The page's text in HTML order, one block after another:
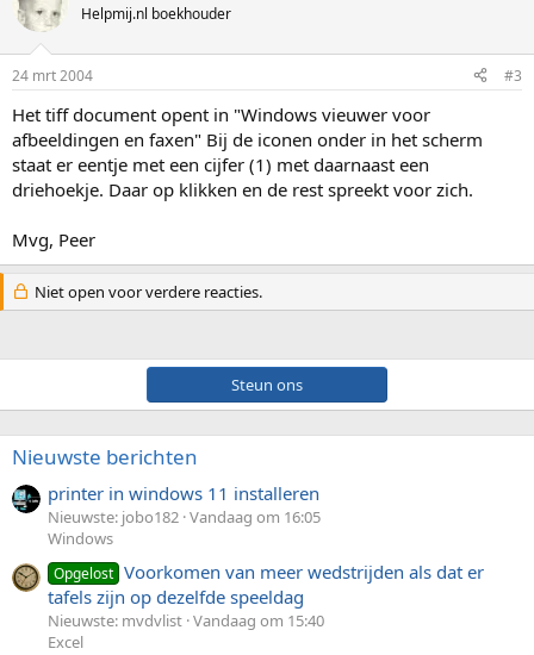
Helpmij.nl boekhouder
24 mrt 2004 #3
Het tiff document opent in "Windows vieuwer voor
afbeeldingen en faxen" Bij de iconen onder in het scherm
staat er eentje met een cijfer (1) met daarnaast een
driehoekje. Daar op klikken en de rest spreekt voor zich.
Mvg, Peer
Niet open voor verdere reacties.
Steun ons
Nieuwste berichten
printer in windows 11 installeren
Nieuwste: jobo182 Vandaag om 16:05
Windows
Opgelost Voorkomen van meer wedstrijden als dat er
tafels zijn op dezelfde speeldag
Nieuwste: mvdvlist Vandaag om 15:40
Excel